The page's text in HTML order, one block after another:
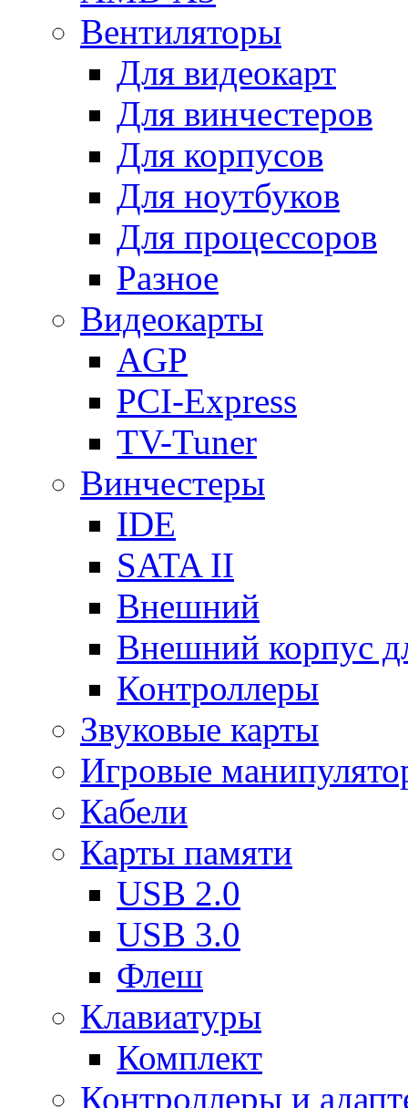
Вентиляторы
Для видеокарт
Для винчестеров
Для корпусов
Для ноутбуков
Для процессоров
Разное
Видеокарты
AGP
PCI-Express
TV-Tuner
Винчестеры
IDE
SATA II
Внешний
Внешний корпус
Контроллеры
Звуковые карты
Игровые
Кабели
Карты памяти
USB 2.0
USB 3.0
Флеш
Клавиатуры
Комплект
Контроллеры и